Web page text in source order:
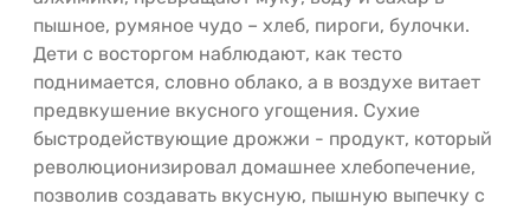
пышное, румяное чудо – хлеб, пироги, булочки.
Дети с восторгом наблюдают, как тесто
поднимается, словно облако, а в воздухе витает
предвкушение вкусного угощения. Сухие
быстродействующие дрожжи - продукт, который
революционизировал домашнее хлебопечение,
позволив создавать вкусную, пышную выпечку с